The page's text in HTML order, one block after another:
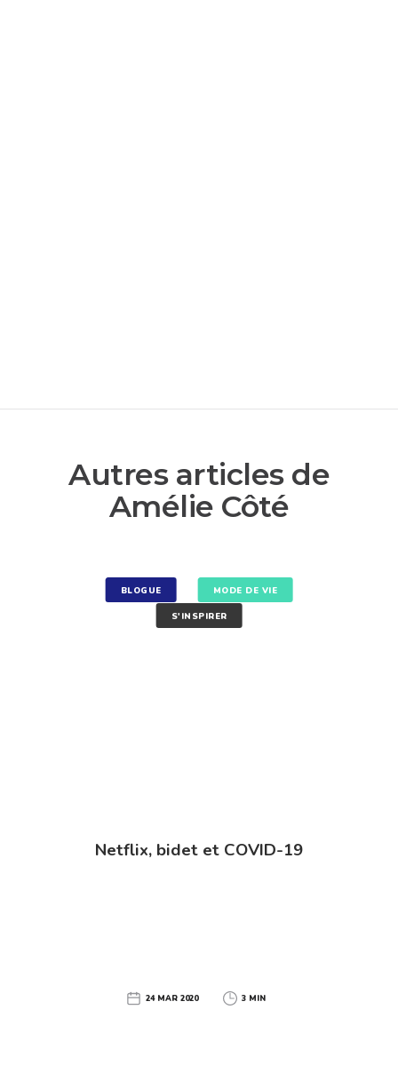
Autres articles de
Amélie Côté
BLOGUE MODE DE VIE
S'INSPIRER
Netflix, bidet et COVID-19
24 MAR 2020 3 MIN